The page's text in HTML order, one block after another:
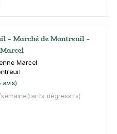
- Marché de Montreuil -
Marcel
avis)
(tarifs dégressifs)